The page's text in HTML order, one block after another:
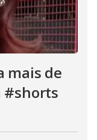
mais de
#shorts